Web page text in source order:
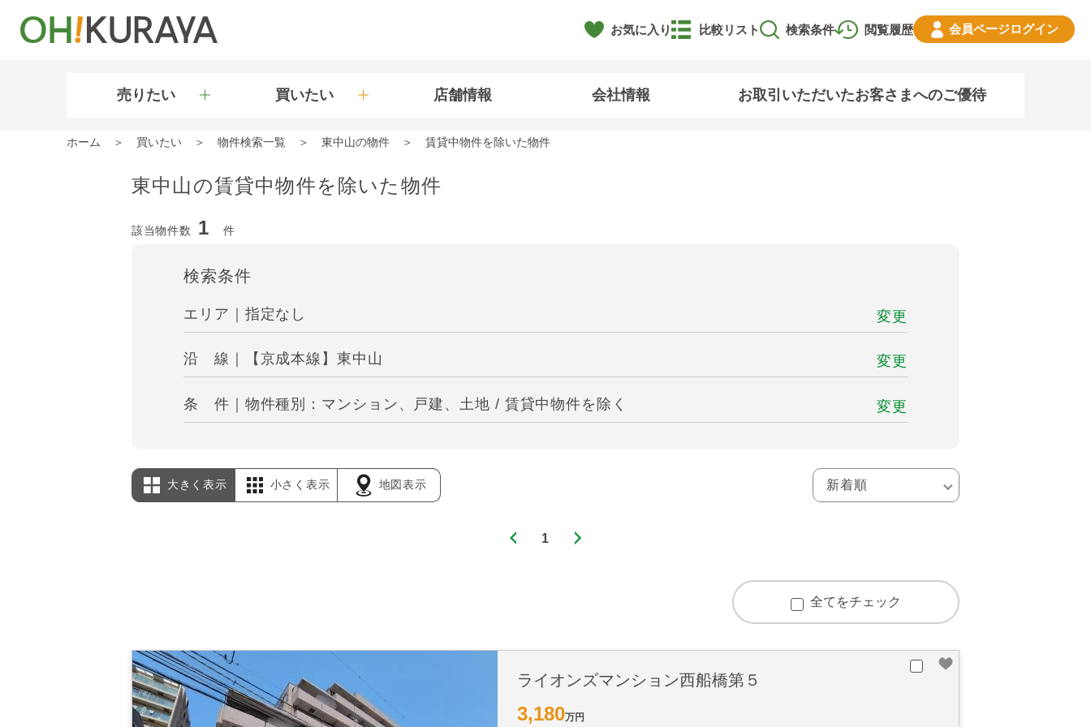
お気に入り 閲覧履歴
比較リスト 検索条件 会員ページログイン
売りたい 買いたい 店舗情報 会社情報 お取引いただいたお客さまへのご優待
ホーム 買いたい 物件検索一覧 東中山の物件 賃貸中物件を除いた物件
東中山の賃貸中物件を除いた物件
該当物件数 1 件
検索条件
エリア｜指定なし 変更
沿 線｜【京成本線】東中山 変更
条 件｜物件種別：マンション、戸建、土地 / 賃貸中物件を除く 変更
大きく表示 小さく表示 地図表示
1
全てをチェック
ライオンズマンション西船橋第５
3,180万円